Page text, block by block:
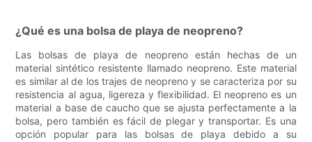
¿Qué es una bolsa de playa de neopreno?
Las bolsas de playa de neopreno están hechas de un
material sintético resistente llamado neopreno. Este material
es similar al de los trajes de neopreno y se caracteriza por su
resistencia al agua, ligereza y flexibilidad. El neopreno es un
material a base de caucho que se ajusta perfectamente a la
bolsa, pero también es fácil de plegar y transportar. Es una
opción popular para las bolsas de playa debido a su